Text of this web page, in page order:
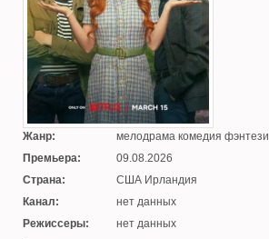
Жанр:
мелодрама комедия фэнтези
Премьера:
09.08.2026
Страна:
США Ирландия
Канал:
нет данных
Режиссеры:
нет данных